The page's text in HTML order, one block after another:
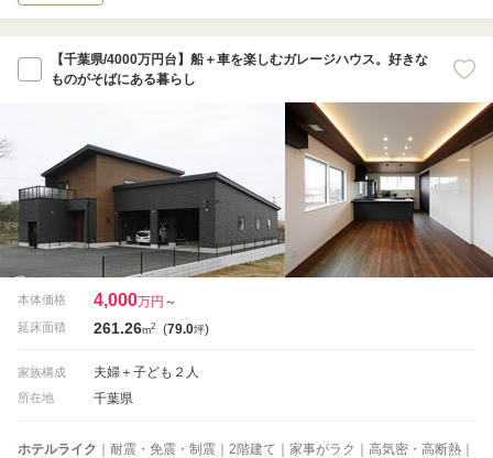
【千葉県/4000万円台】船＋車を楽しむガレージハウス。好きな
ものがそばにある暮らし
本体価格 4,000万円 ～
延床面積 261.26m2 (79.0坪)
家族構成 夫婦＋子ども２人
所在地 千葉県
ホテルライク ｜耐震・免震・制震｜2階建て｜家事がラク｜高気密・高断熱｜